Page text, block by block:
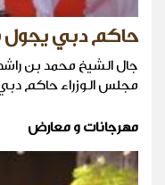
حاكم دبي يجول
جال الشيخ محمد بن
مجلس الوزراء حاكم
مهرجانات و معارض